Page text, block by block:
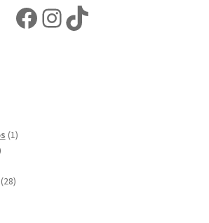
Facebook
Instagram
TikTok
11
2828